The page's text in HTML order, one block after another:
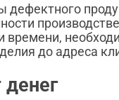
дефектного
времени,
до адреса
денег